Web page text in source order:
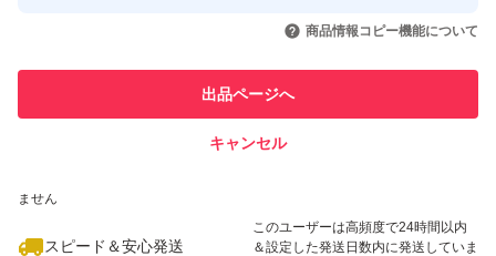
引を完了させた実績があります
での取引実績があります
ません
スピード＆安心発送
このユーザーは高頻度で24時間以内
＆設定した発送日数内に発送していま
商品情報コピー機能について
出品ページへ
キャンセル